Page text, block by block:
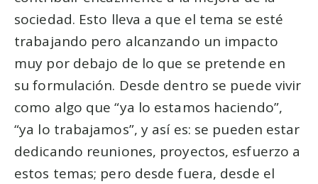
sociedad. Esto lleva a que el tema se esté
trabajando pero alcanzando un impacto
muy por debajo de lo que se pretende en
su formulación. Desde dentro se puede vivir
como algo que “ya lo estamos haciendo”,
“ya lo trabajamos”, y así es: se pueden estar
dedicando reuniones, proyectos, esfuerzo a
estos temas; pero desde fuera, desde el